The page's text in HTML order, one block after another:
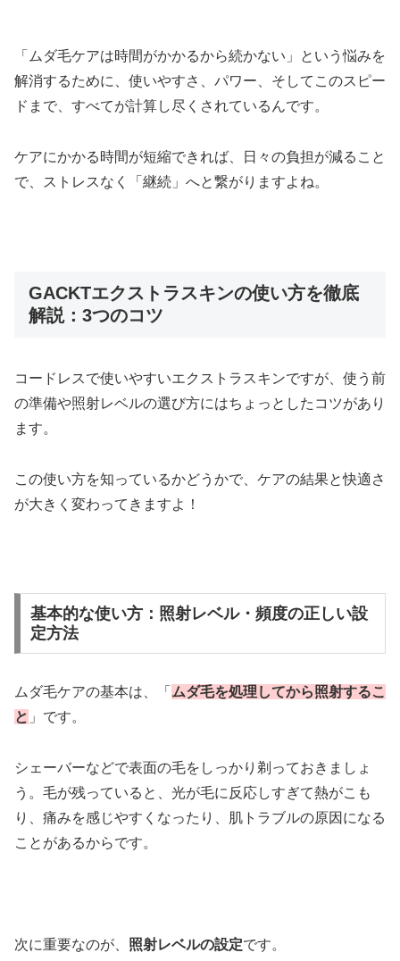
「ムダ毛ケアは時間がかかるから続かない」という悩みを
解消するために、使いやすさ、パワー、そしてこのスピー
ドまで、すべてが計算し尽くされているんです。
ケアにかかる時間が短縮できれば、日々の負担が減ること
で、ストレスなく「継続」へと繋がりますよね。
GACKTエクストラスキンの使い方を徹底
解説：3つのコツ
コードレスで使いやすいエクストラスキンですが、使う前
の準備や照射レベルの選び方にはちょっとしたコツがあり
ます。
この使い方を知っているかどうかで、ケアの結果と快適さ
が大きく変わってきますよ！
基本的な使い方：照射レベル・頻度の正しい設
定方法
ムダ毛ケアの基本は、「 ムダ毛を処理してから照射するこ
と 」です。
シェーバーなどで表面の毛をしっかり剃っておきましょ
う。毛が残っていると、光が毛に反応しすぎて熱がこも
り、痛みを感じやすくなったり、肌トラブルの原因になる
ことがあるからです。
次に重要なのが、 照射レベルの設定です。